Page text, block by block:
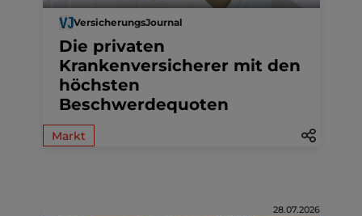
VersicherungsJournal
Die privaten
Krankenversicherer mit den
höchsten
Beschwerdequoten
Markt
28.07.2026